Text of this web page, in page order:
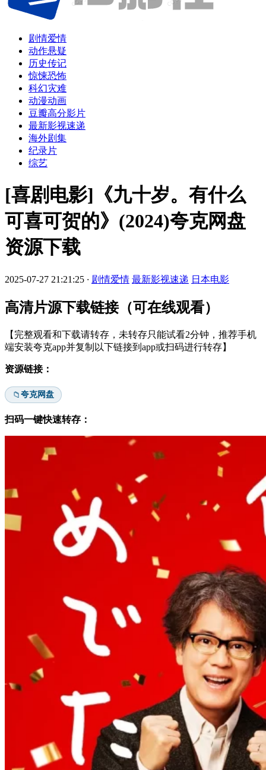
剧情爱情
动作悬疑
历史传记
惊悚恐怖
科幻灾难
动漫动画
豆瓣高分影片
最新影视速递
海外剧集
纪录片
综艺
[喜剧电影]《九十岁。有什么
可喜可贺的》(2024)夸克网盘
资源下载
2025-07-27 21:21:25 · 剧情爱情 最新影视速递 日本电影
高清片源下载链接（可在线观看）
【完整观看和下载请转存，未转存只能试看2分钟，推荐手机
端安装夸克app并复制以下链接到app或扫码进行转存】
资源链接：
📁夸克网盘
扫码一键快速转存：